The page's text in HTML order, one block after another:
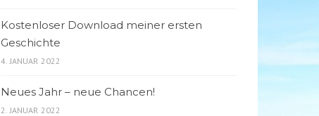
Kostenloser Download meiner ersten
Geschichte
4. JANUAR 2022
Neues Jahr – neue Chancen!
2. JANUAR 2022